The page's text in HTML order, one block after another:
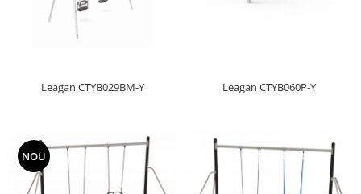
Leagan CTYB029BM-Y Leagan CTYB060P-Y
NOU